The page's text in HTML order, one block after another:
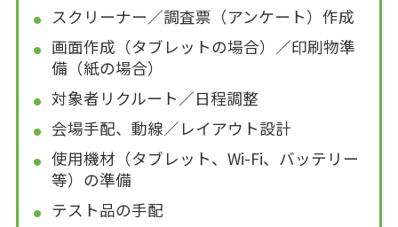
スクリーナー／調査票（アンケート）作成
画面作成（タブレットの場合）／印刷物準
備（紙の場合）
対象者リクルート／日程調整
会場手配、動線／レイアウト設計
使用機材（タブレット、Wi-Fi、バッテリー
等）の準備
テスト品の手配